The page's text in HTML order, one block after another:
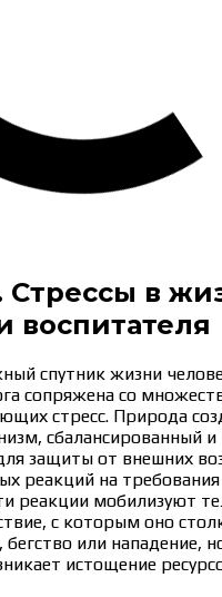
Стрессы в
воспитателя
спутник жизни
сопряжена со
стресс. Природа
сбалансированный и
защиты от внешних
реакций на требования
реакции мобилизуют
с которым оно
бегство или нападение,
истощение